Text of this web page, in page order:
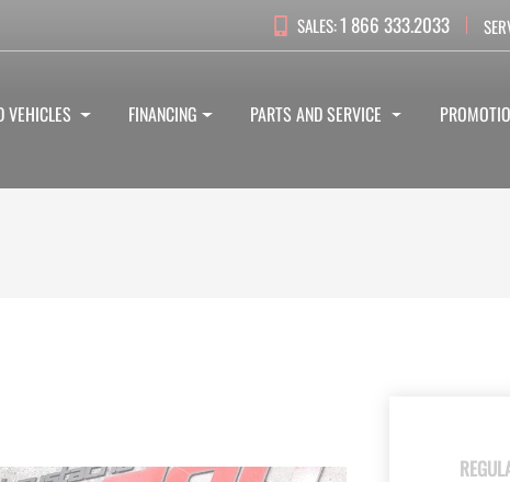
SALES:1 866 333.2033
VEHICLES FINANCING PARTS AND SERVICE